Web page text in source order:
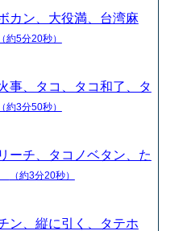
カン、大役満、台湾麻
（約5分20秒）
事、タコ、タコ和了、タ
（約3分50秒）
ーチ、タコノベタン、た
（約3分20秒）
ン、縦に引く、タテホ